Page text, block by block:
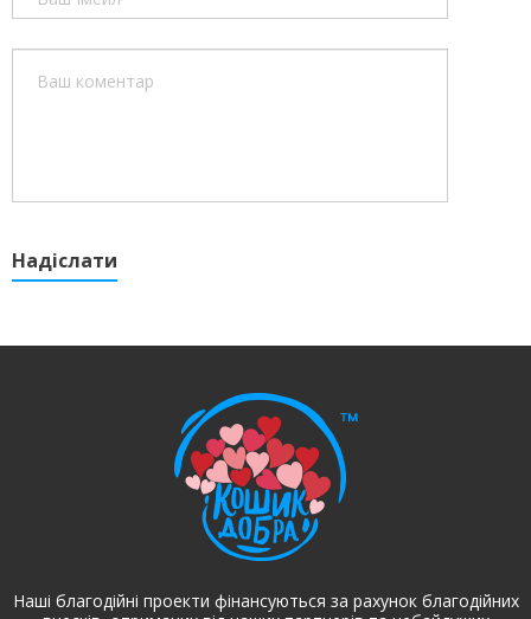
Надіслати
Наші благодійні проекти фінансуються за рахунок благодійних